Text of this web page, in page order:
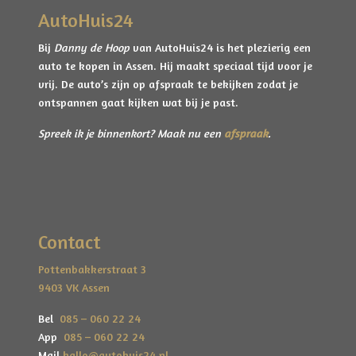
- PDC
- Volledig Saab dealer onderhouden
Is er interesse gewekt in deze of een andere Saab 9-3
cabriolet? Doorlopend hebben we hier meerdere
exemplaren van op voorraad en er reeds vele
Gespreid betalen mogelijk
Wil je deze auto liever gespreid betalen? Dat regelen
we graag voor je. Zowel
wij een passende financiering of leaseoplossing
aanbieden.
AutoHuis24
Bij Danny de Hoop van AutoHuis24 is het plezierig een
auto te kopen in Assen. Hij maakt speciaal tijd voor je
vrij. De auto’s zijn op afspraak te bekijken zodat je
ontspannen gaat kijken wat bij je past.
Spreek ik je binnenkort? Maak nu een afspraak.
Contact
Pottenbakkerstraat 3
9403 VK Assen
Bel 085 – 060 22 24
App 085 – 060 22 24